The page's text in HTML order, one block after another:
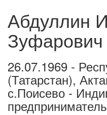
Абдуллин
Зуфарович
26.07.1969 -
(Татарстан),
с.Поисево -